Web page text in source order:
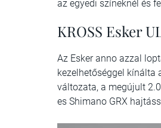
az egyedi színeknél és
KROSS Esker
Az Esker anno azzal
kezelhetőséggel kínálta
változata, a megújult
es Shimano GRX